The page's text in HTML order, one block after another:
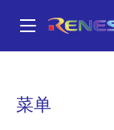
到
菜单
面